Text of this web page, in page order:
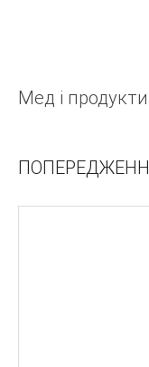
Щ
Б
Мед і